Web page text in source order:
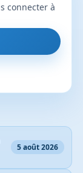
5 août 2026
connecter à